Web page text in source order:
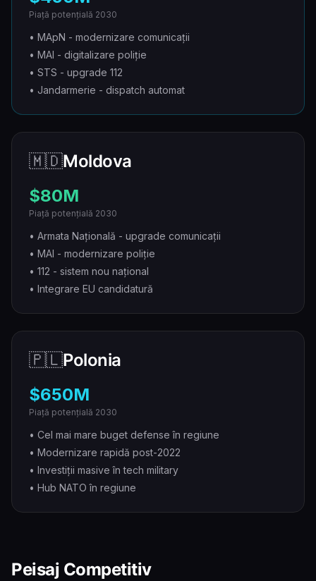
Piață potențială 2030
• MApN - modernizare comunicații
• MAI - digitalizare poliție
• STS - upgrade 112
• Jandarmerie - dispatch automat
🇲🇩Moldova
$80M
Piață potențială 2030
• Armata Națională - upgrade comunicații
• MAI - modernizare poliție
• 112 - sistem nou național
• Integrare EU candidatură
🇵🇱Polonia
$650M
Piață potențială 2030
• Cel mai mare buget defense în regiune
• Modernizare rapidă post-2022
• Investiții masive în tech military
• Hub NATO în regiune
Peisaj Competitiv